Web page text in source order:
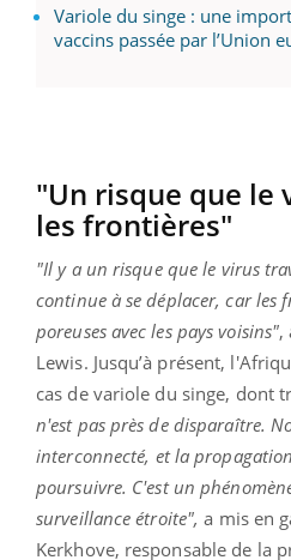
Variole du singe : une
vaccins passée par l’Union
"Un risque que le
les frontières"
"Il y a un risque que le virus
continue à se déplacer, car les
poreuses avec les pays voisins",
Lewis. Jusqu’à présent,
cas de variole du singe, dont
n'est pas près de disparaître.
interconnecté, et la
poursuivre. C'est un
surveillance étroite", a mis en
Kerkhove, responsable de la